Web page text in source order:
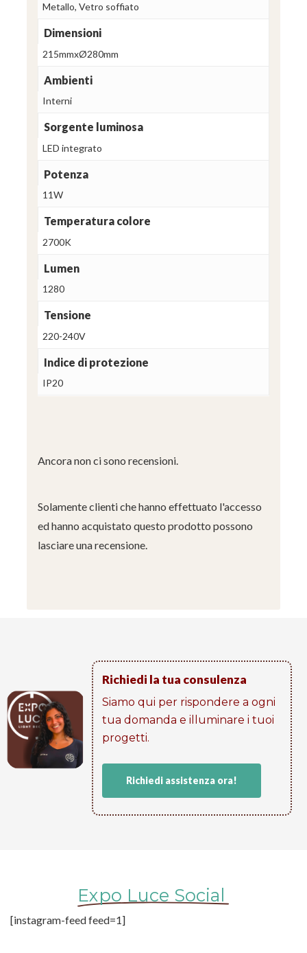
Metallo, Vetro soffiato
Dimensioni
215mmxØ280mm
Ambienti
Interni
Sorgente luminosa
LED integrato
Potenza
11W
Temperatura colore
2700K
Lumen
1280
Tensione
220-240V
Indice di protezione
IP20
Ancora non ci sono recensioni.
Solamente clienti che hanno effettuato l'accesso
ed hanno acquistato questo prodotto possono
lasciare una recensione.
Richiedi la tua consulenza
Siamo qui per rispondere a ogni
tua domanda e illuminare i tuoi
progetti​.
Richiedi assistenza ora!
Expo Luce Social
[instagram-feed feed=1]